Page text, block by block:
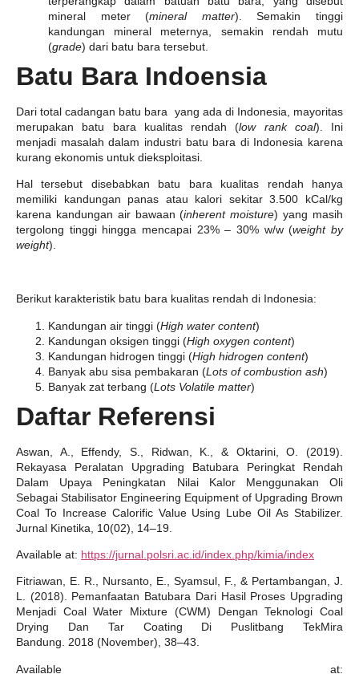
mineral meter (mineral matter). Semakin tinggi
kandungan mineral meternya, semakin rendah mutu
(grade) dari batu bara tersebut.
Batu Bara Indoensia
Dari total cadangan batu bara yang ada di Indonesia, mayoritas
merupakan batu bara kualitas rendah (low rank coal). Ini
menjadi masalah dalam industri batu bara di Indonesia karena
kurang ekonomis untuk dieksploitasi.
Hal tersebut disebabkan batu bara kualitas rendah hanya
memiliki kandungan panas atau kalori sekitar 3.500 kCal/kg
karena kandungan air bawaan (inherent moisture) yang masih
tergolong tinggi hingga mencapai 23% – 30% w/w (weight by
weight).
Berikut karakteristik batu bara kualitas rendah di Indonesia:
Kandungan air tinggi (High water content)
Kandungan oksigen tinggi (High oxygen content)
Kandungan hidrogen tinggi (High hidrogen content)
Banyak abu sisa pembakaran (Lots of combustion ash)
Banyak zat terbang (Lots Volatile matter)
Daftar Referensi
Aswan, A., Effendy, S., Ridwan, K., & Oktarini, O. (2019).
Rekayasa Peralatan Upgrading Batubara Peringkat Rendah
Dalam Upaya Peningkatan Nilai Kalor Menggunakan Oli
Sebagai Stabilisator Engineering Equipment of Upgrading Brown
Coal To Increase Calorific Value Using Lube Oil As Stabilizer.
Jurnal Kinetika, 10(02), 14–19.
Available at: https://jurnal.polsri.ac.id/index.php/kimia/index
Fitriawan, E. R., Nursanto, E., Syamsul, F., & Pertambangan, J.
L. (2018). Pemanfaatan Batubara Dari Hasil Proses Upgrading
Menjadi Coal Water Mixture (CWM) Dengan Teknologi Coal
Drying Dan Tar Coating Di Puslitbang TekMira
Bandung. 2018 (November), 38–43.
Available at: